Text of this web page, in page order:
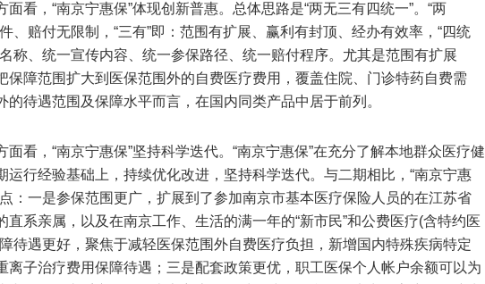
面看，“南京宁惠保”体现创新普惠。总体思路是“两无三有四统一”。“两
、赔付无限制，“三有”即：范围有扩展、赢利有封顶、经办有效率，“四统
称、统一宣传内容、统一参保路径、统一赔付程序。尤其是范围有扩展
保障范围扩大到医保范围外的自费医疗费用，覆盖住院、门诊特药自费需
的待遇范围及保障水平而言，在国内同类产品中居于前列。
面看，“南京宁惠保”坚持科学迭代。“南京宁惠保”在充分了解本地群众医疗健
运行经验基础上，持续优化改进，坚持科学迭代。与二期相比，“南京宁惠
：一是参保范围更广，扩展到了参加南京市基本医疗保险人员的在江苏省
直系亲属，以及在南京工作、生活的满一年的“新市民”和公费医疗(含特约医
待遇更好，聚焦于减轻医保范围外自费医疗负担，新增国内特殊疾病特定
离子治疗费用保障待遇；三是配套政策更优，职工医保个人帐户余额可以为